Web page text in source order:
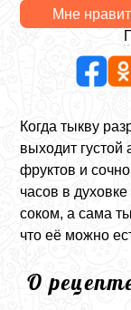
Мне
Когда тыкву
выходит густой
фруктов и
часов в
соком, а сама
что её можно
О